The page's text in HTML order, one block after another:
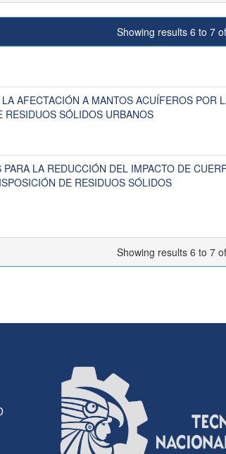
Showing results 6 to 7
AFECTACIÓN A MANTOS ACUÍFEROS POR
RESIDUOS SÓLIDOS URBANOS
LA REDUCCIÓN DEL IMPACTO DE
DE RESIDUOS SÓLIDOS
Showing results 6 to 7